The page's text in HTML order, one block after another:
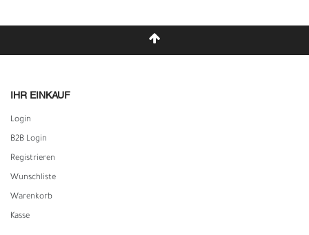
IHR EINKAUF
Login
B2B Login
Registrieren
Wunschliste
Warenkorb
Kasse